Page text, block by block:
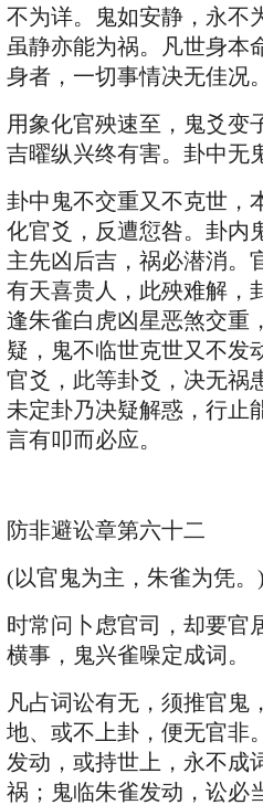
不为详。鬼如安静，永不
虽静亦能为祸。凡世身本
身者，一切事情决无佳况。
用象化官殃速至，鬼爻变
吉曜纵兴终有害。卦中无
卦中鬼不交重又不克世，
化官爻，反遭愆咎。卦内
主先凶后吉，祸必潜消。
有天喜贵人，此殃难解，
逢朱雀白虎凶星恶煞交重
疑，鬼不临世克世又不发
官爻，此等卦爻，决无祸
未定卦乃决疑解惑，行止
言有叩而必应。
防非避讼章第六十二
(以官鬼为主，朱雀为凭。)
时常问卜虑官司，却要官
横事，鬼兴雀噪定成词。
凡占词讼有无，须推官鬼
地、或不上卦，便无官非
发动，或持世上，永不成
祸；鬼临朱雀发动，讼必